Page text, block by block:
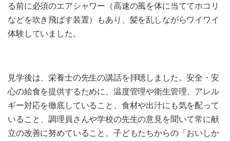
る前に必須のエアシャワー（高速の風を体に当ててホコリ
などを吹き飛ばす装置）もあり、髪を乱しながらワイワイ
体験していました。
見学後は、栄養士の先生の講話を拝聴しました。安全・安
心の給食を提供するために、温度管理や衛生管理、アレル
ギー対応を徹底していること、食材や出汁にも気を配って
いること、調理員さんや学校の先生の意見を聞いて常に献
立の改善に努めていること、子どもたちからの「おいしか